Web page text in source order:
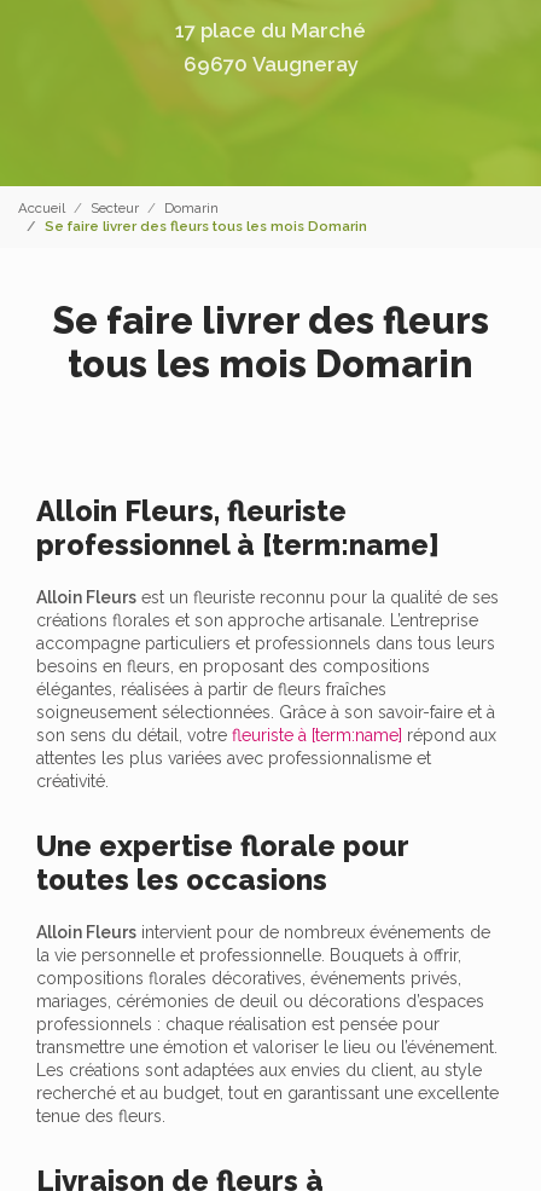
17 place du Marché
69670 Vaugneray
Accueil Secteur
Domarin
Se faire livrer des fleurs tous les mois Domarin
Se faire livrer des fleurs
tous les mois Domarin
Alloin Fleurs, fleuriste
professionnel à [term:name]
Alloin Fleurs est un fleuriste reconnu pour la qualité de ses
créations florales et son approche artisanale. L’entreprise
accompagne particuliers et professionnels dans tous leurs
besoins en fleurs, en proposant des compositions
élégantes, réalisées à partir de fleurs fraîches
soigneusement sélectionnées. Grâce à son savoir-faire et à
son sens du détail, votre fleuriste à [term:name] répond aux
attentes les plus variées avec professionnalisme et
créativité.
Une expertise florale pour
toutes les occasions
Alloin Fleurs intervient pour de nombreux événements de
la vie personnelle et professionnelle. Bouquets à offrir,
compositions florales décoratives, événements privés,
mariages, cérémonies de deuil ou décorations d’espaces
professionnels : chaque réalisation est pensée pour
transmettre une émotion et valoriser le lieu ou l’événement.
Les créations sont adaptées aux envies du client, au style
recherché et au budget, tout en garantissant une excellente
tenue des fleurs.
Livraison de fleurs à